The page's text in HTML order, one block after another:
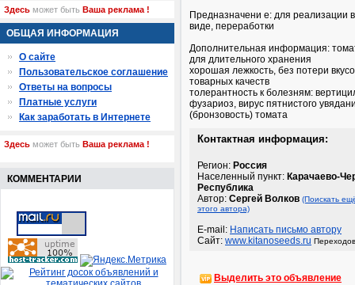
Предназначени е: для реализации
виде, переработки
Дополнительная информация:
для длительного хранения
хорошая лежкость, без потери
товарных качеств
толерантность к болезням:
фузариоз, вирус пятнистого
(бронзовость) томата
Контактная информация:
Регион: Россия
Населенный пункт: Карачаево-
Республика
Автор: Сергей Волков (Поискать
этого автора)
E-mail: Написать письмо автору
Сайт: www.kitanoseeds.ru
Выделить это объявление
Здесь может быть Ваша реклама !
ОБЩАЯ ИНФОРМАЦИЯ
О сайте
Пользовательское соглашение
Ответы на вопросы
Платные услуги
Как заработать в Интернете
Здесь может быть Ваша реклама !
КОММЕНТАРИИ